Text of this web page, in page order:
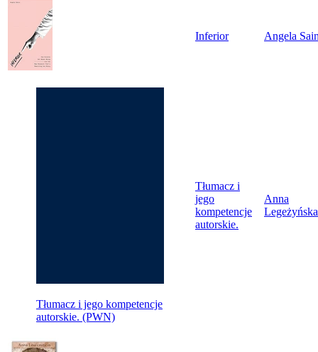
Inferior Angela
Tłumacz i jego kompetencje
autorskie. (PWN)
Tłumacz i
jego
kompetencje
autorskie.
Anna
Legeżyńska